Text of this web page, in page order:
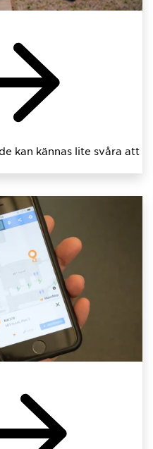
kan kännas lite svåra att